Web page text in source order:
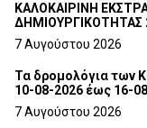
ΚΑΛΟΚΑΙΡΙΝΗ
ΔΗΜΙΟΥΡΓΙΚΟΤΗΤΑΣ
7 Αυγούστου 2026
Τα δρομολόγια των
10-08-2026 έως 16-
7 Αυγούστου 2026